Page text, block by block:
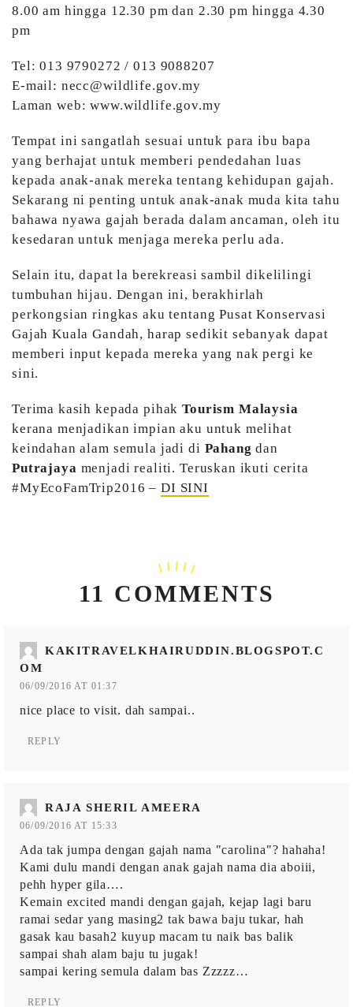
8.00 am hingga 12.30 pm dan 2.30 pm hingga 4.30
pm
Tel: 013 9790272 / 013 9088207
E-mail: necc@wildlife.gov.my
Laman web: www.wildlife.gov.my
Tempat ini sangatlah sesuai untuk para ibu bapa
yang berhajat untuk memberi pendedahan luas
kepada anak-anak mereka tentang kehidupan gajah.
Sekarang ni penting untuk anak-anak muda kita tahu
bahawa nyawa gajah berada dalam ancaman, oleh itu
kesedaran untuk menjaga mereka perlu ada.
Selain itu, dapat la berekreasi sambil dikelilingi
tumbuhan hijau. Dengan ini, berakhirlah
perkongsian ringkas aku tentang Pusat Konservasi
Gajah Kuala Gandah, harap sedikit sebanyak dapat
memberi input kepada mereka yang nak pergi ke
sini.
Terima kasih kepada pihakTourism Malaysia
kerana menjadikan impian aku untuk melihat
keindahan alam semula jadi di Pahang dan
Putrajaya menjadi realiti. Teruskan ikuti cerita
#MyEcoFamTrip2016 –DI SINI
11 COMMENTS
KAKITRAVELKHAIRUDDIN.BLOGSPOT.C
OM
06/09/2016 AT 01:37
nice place to visit. dah sampai..
REPLY
RAJA SHERIL AMEERA
06/09/2016 AT 15:33
Ada tak jumpa dengan gajah nama "carolina"? hahaha!
Kami dulu mandi dengan anak gajah nama dia aboiii,
pehh hyper gila….
Kemain excited mandi dengan gajah, kejap lagi baru
ramai sedar yang masing2 tak bawa baju tukar, hah
gasak kau basah2 kuyup macam tu naik bas balik
sampai shah alam baju tu jugak!
sampai kering semula dalam bas Zzzzz…
REPLY